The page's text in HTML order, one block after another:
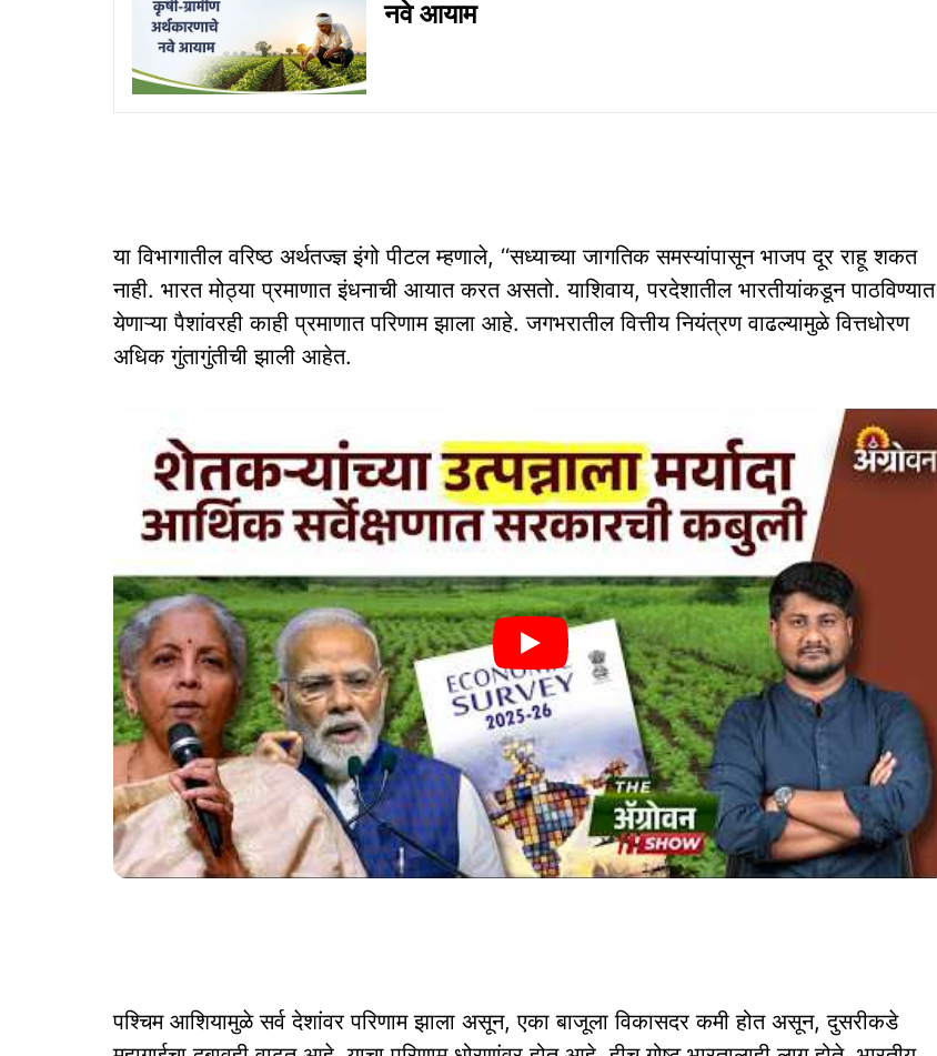
नवे आयाम
या विभागातील वरिष्ठ अर्थतज्ज्ञ इंगो पीटल म्हणाले, ‘‘सध्याच्या जागतिक समस्यांपासून भाजप दूर राहू शकत
नाही. भारत मोठ्या प्रमाणात इंधनाची आयात करत असतो. याशिवाय, परदेशातील भारतीयांकडून पाठविण्यात
येणाऱ्या पैशांवरही काही प्रमाणात परिणाम झाला आहे. जगभरातील वित्तीय नियंत्रण वाढल्यामुळे वित्तधोरण
अधिक गुंतागुंतीची झाली आहेत.
पश्चिम आशियामुळे सर्व देशांवर परिणाम झाला असून, एका बाजूला विकासदर कमी होत असून, दुसरीकडे